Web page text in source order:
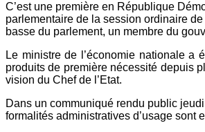
C’est une première en République
parlementaire de la session ordinaire
basse du parlement, un membre du
Le ministre de l’économie nationale
produits de première nécessité depuis
vision du Chef de l’Etat.
Dans un communiqué rendu public
formalités administratives d’usage sont